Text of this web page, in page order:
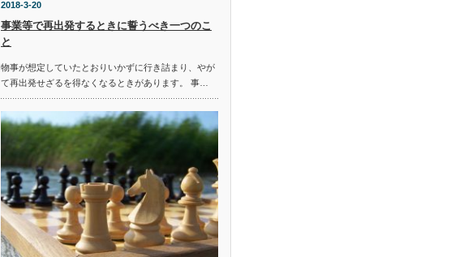
2018-3-20
事業等で再出発するときに誓うべき一つのこ
と
物事が想定していたとおりいかずに行き詰まり、やが
て再出発せざるを得なくなるときがあります。 事…